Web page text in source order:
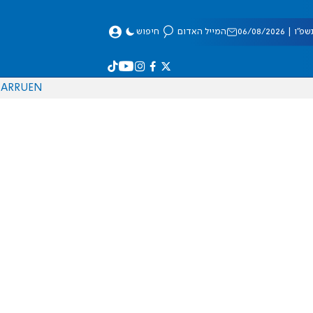
08/2026 המייל האדום חיפוש
EN
RU
AR